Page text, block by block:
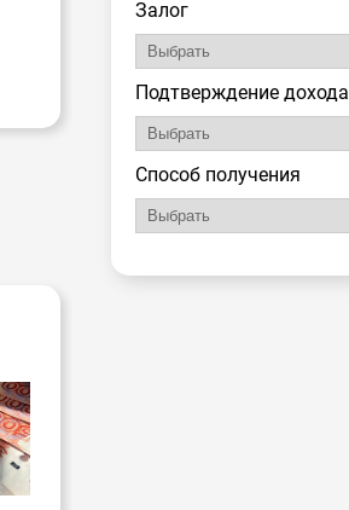
Залог
Подтверждение дохода
Способ получения